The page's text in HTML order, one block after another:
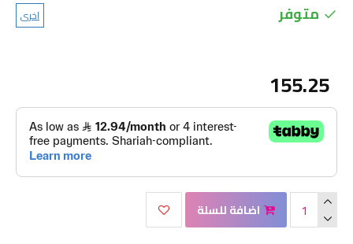
متوفر اخرى
155.25
اضافة للسلة